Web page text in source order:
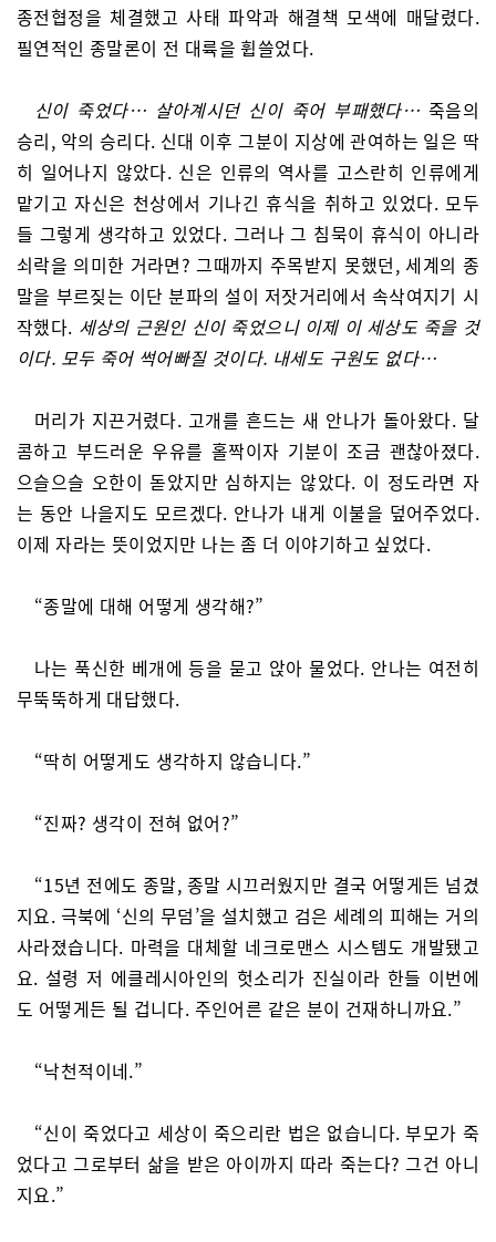
종전협정을 체결했고 사태 파악과 해결책 모색에 매달렸다.
필연적인 종말론이 전 대륙을 휩쓸었다.
신이 죽었다… 살아계시던 신이 죽어 부패했다… 죽음의
승리, 악의 승리다. 신대 이후 그분이 지상에 관여하는 일은 딱
히 일어나지 않았다. 신은 인류의 역사를 고스란히 인류에게
맡기고 자신은 천상에서 기나긴 휴식을 취하고 있었다. 모두
들 그렇게 생각하고 있었다. 그러나 그 침묵이 휴식이 아니라
쇠락을 의미한 거라면? 그때까지 주목받지 못했던, 세계의 종
말을 부르짖는 이단 분파의 설이 저잣거리에서 속삭여지기 시
작했다. 세상의 근원인 신이 죽었으니 이제 이 세상도 죽을 것
이다. 모두 죽어 썩어빠질 것이다. 내세도 구원도 없다…
머리가 지끈거렸다. 고개를 흔드는 새 안나가 돌아왔다. 달
콤하고 부드러운 우유를 홀짝이자 기분이 조금 괜찮아졌다.
으슬으슬 오한이 돋았지만 심하지는 않았다. 이 정도라면 자
는 동안 나을지도 모르겠다. 안나가 내게 이불을 덮어주었다.
이제 자라는 뜻이었지만 나는 좀 더 이야기하고 싶었다.
“종말에 대해 어떻게 생각해?”
나는 푹신한 베개에 등을 묻고 앉아 물었다. 안나는 여전히
무뚝뚝하게 대답했다.
“딱히 어떻게도 생각하지 않습니다.”
“진짜? 생각이 전혀 없어?”
“15년 전에도 종말, 종말 시끄러웠지만 결국 어떻게든 넘겼
지요. 극북에 ‘신의 무덤’을 설치했고 검은 세례의 피해는 거의
사라졌습니다. 마력을 대체할 네크로맨스 시스템도 개발됐고
요. 설령 저 에클레시아인의 헛소리가 진실이라 한들 이번에
도 어떻게든 될 겁니다. 주인어른 같은 분이 건재하니까요.”
“낙천적이네.”
“신이 죽었다고 세상이 죽으리란 법은 없습니다. 부모가 죽
었다고 그로부터 삶을 받은 아이까지 따라 죽는다? 그건 아니
지요.”